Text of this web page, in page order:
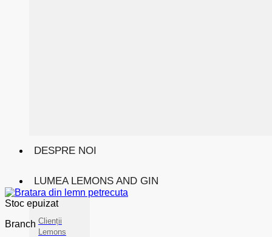
DESPRE NOI
LUMEA LEMONS AND GIN
Clienții
Lemons
Stoc epuizat
Branch